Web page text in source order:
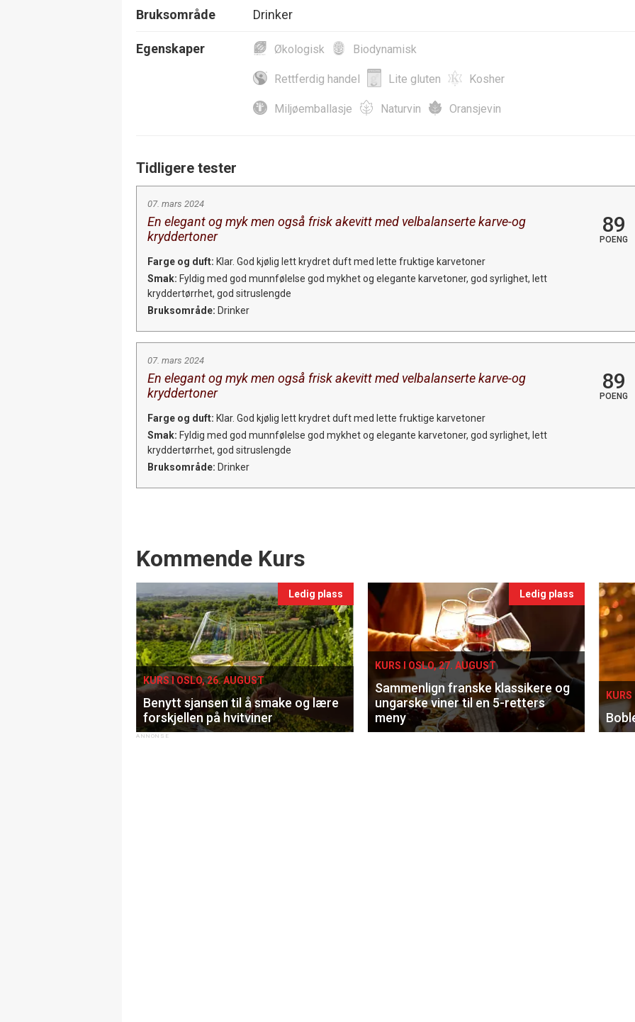
Bruksområde Drinker
Egenskaper Økologisk Biodynamisk
Rettferdig handel Lite gluten Kosher
Miljøemballasje Naturvin Oransjevin
Tidligere tester
07. mars 2024
En elegant og myk men også frisk akevitt med velbalanserte karve-og
kryddertoner
89
POENG
Farge og duft: Klar. God kjølig lett krydret duft med lette fruktige karvetoner
Smak: Fyldig med god munnfølelse god mykhet og elegante karvetoner, god syrlighet, lett
kryddertørrhet, god sitruslengde
Bruksområde: Drinker
07. mars 2024
En elegant og myk men også frisk akevitt med velbalanserte karve-og
kryddertoner
89
POENG
Farge og duft: Klar. God kjølig lett krydret duft med lette fruktige karvetoner
Smak: Fyldig med god munnfølelse god mykhet og elegante karvetoner, god syrlighet, lett
kryddertørrhet, god sitruslengde
Bruksområde: Drinker
Events
Kommende Kurs
Ledig plass
KURS I OSLO, 26. AUGUST
Benytt sjansen til å smake og lære
forskjellen på hvitviner
Ledig plass
KURS I OSLO, 27. AUGUST
Sammenlign franske klassikere og
ungarske viner til en 5-retters
meny